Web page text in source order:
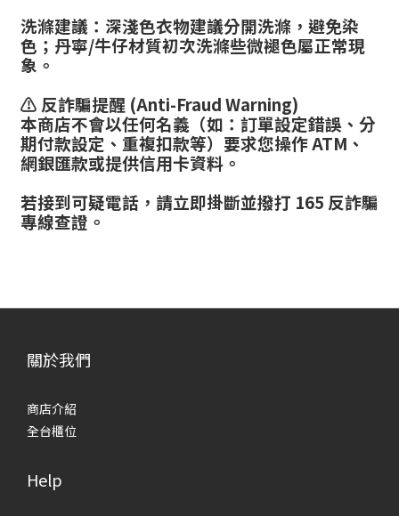
洗滌建議：深淺色衣物建議分開洗滌，避免染
色；丹寧/牛仔材質初次洗滌些微褪色屬正常現
象。
⚠️ 反詐騙提醒 (Anti-Fraud Warning)
本商店不會以任何名義（如：訂單設定錯誤、分
期付款設定、重複扣款等）要求您操作 ATM、
網銀匯款或提供信用卡資料。
若接到可疑電話，請立即掛斷並撥打 165 反詐騙
專線查證。
關於我們
商店介紹
全台櫃位
Help